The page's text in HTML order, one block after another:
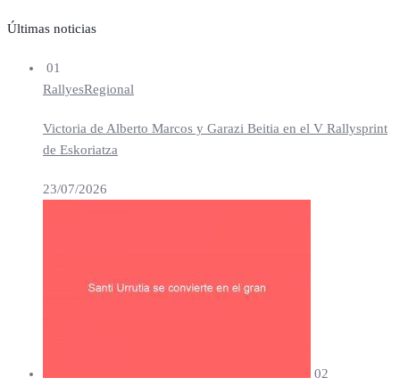
Últimas noticias
01
RallyesRegional
Victoria de Alberto Marcos y Garazi Beitia en el V Rallysprint
de Eskoriatza
23/07/2026
02